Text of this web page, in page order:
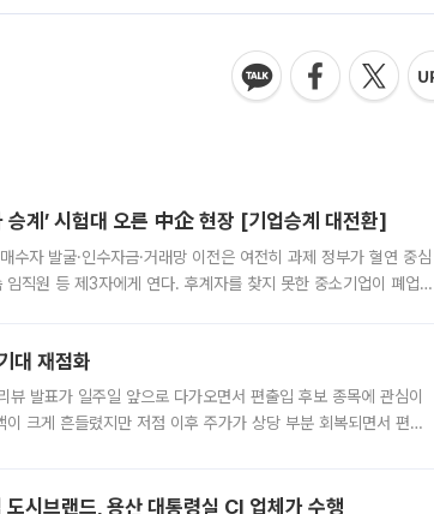
계’ 시험대 오른 中企 현장 [기업승계 대전환]
자 발굴·인수자금·거래망 이전은 여전히 과제 정부가 혈연 중심
직원 등 제3자에게 연다. 후계자를 찾지 못한 중소기업이 폐업
대 재점화
발표가 일주일 앞으로 다가오면서 편출입 후보 종목에 관심이
크게 흔들렸지만 저점 이후 주가가 상당 부분 회복되면서 편입
브랜드, 용산 대통령실 CI 업체가 수행